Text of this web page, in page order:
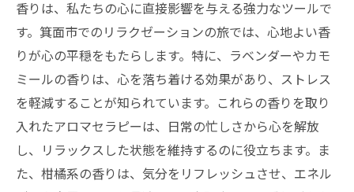
香りは、私たちの心に直接影響を与える強力なツールで
す。箕面市でのリラクゼーションの旅では、心地よい香
りが心の平穏をもたらします。特に、ラベンダーやカモ
ミールの香りは、心を落ち着ける効果があり、ストレス
を軽減することが知られています。これらの香りを取り
入れたアロマセラピーは、日常の忙しさから心を解放
し、リラックスした状態を維持するのに役立ちます。ま
た、柑橘系の香りは、気分をリフレッシュさせ、エネル